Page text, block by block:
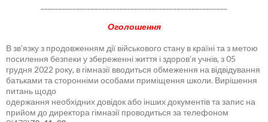
Оголошення
В зв’язку з продовженням дії військового стану в країні та з метою
посилення безпеки у збереженні життя і здоров’я учнів, з 05
грудня 2022 року, в гімназії вводиться обмеження на відвідування
батьками та сторонніми особами приміщення школи. Вирішення
питань щодо
одержання необхідних довідок або інших документів та запис на
прийом до директора гімназії проводиться за телефоном